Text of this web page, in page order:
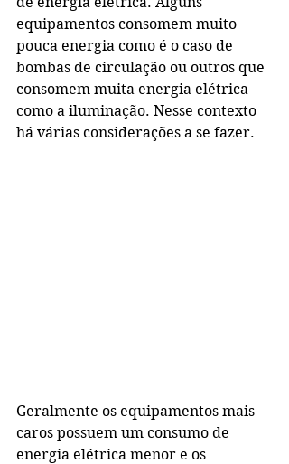
equipamentos consomem muito
pouca energia como é o caso de
bombas de circulação ou outros que
consomem muita energia elétrica
como a iluminação. Nesse contexto
há várias considerações a se fazer.
Geralmente os equipamentos mais
caros possuem um consumo de
energia elétrica menor e os